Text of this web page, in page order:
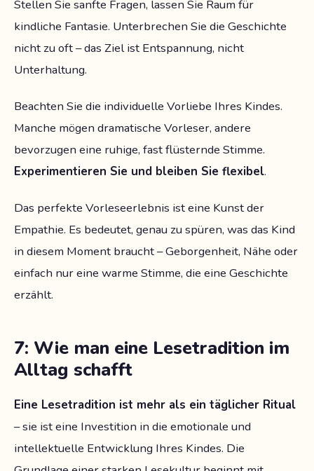
Stellen Sie sanfte Fragen, lassen Sie Raum für
kindliche Fantasie. Unterbrechen Sie die Geschichte
nicht zu oft – das Ziel ist Entspannung, nicht
Unterhaltung.
Beachten Sie die individuelle Vorliebe Ihres Kindes.
Manche mögen dramatische Vorleser, andere
bevorzugen eine ruhige, fast flüsternde Stimme.
Experimentieren Sie und bleiben Sie flexibel.
Das perfekte Vorleseerlebnis ist eine Kunst der
Empathie. Es bedeutet, genau zu spüren, was das Kind
in diesem Moment braucht – Geborgenheit, Nähe oder
einfach nur eine warme Stimme, die eine Geschichte
erzählt.
7: Wie man eine Lesetradition im
Alltag schafft
Eine Lesetradition ist mehr als ein täglicher Ritual
– sie ist eine Investition in die emotionale und
intellektuelle Entwicklung Ihres Kindes. Die